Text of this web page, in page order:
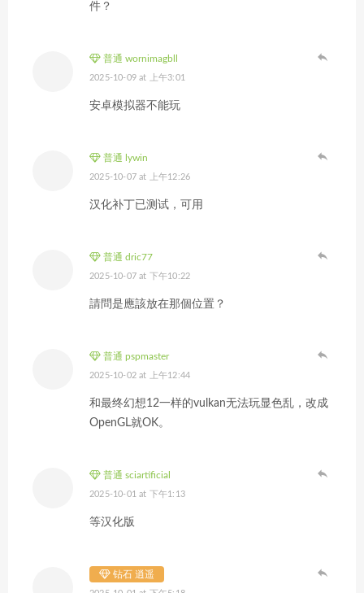
件？
普通 wornimagbll
2025-10-09 at 上午3:01
安卓模拟器不能玩
普通 lywin
2025-10-07 at 上午12:26
汉化补丁已测试，可用
普通 dric77
2025-10-07 at 下午10:22
請問是應該放在那個位置？
普通 pspmaster
2025-10-02 at 上午12:44
和最终幻想12一样的vulkan无法玩显色乱，改成
OpenGL就OK。
普通 sciartificial
2025-10-01 at 下午1:13
等汉化版
钻石 逍遥